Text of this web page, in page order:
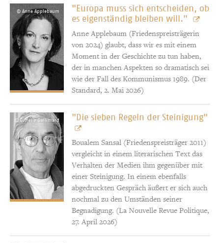
© Anne Applebaum
"Europa muss sich entscheiden, ob
es eigenständig bleiben will."
Anne Applebaum (Friedenspreisträgerin
von 2024) glaubt, dass wir es mit einem
Moment in der Geschichte zu tun haben,
der in manchen Aspekten so dramatisch sei
wie der Fall des Kommunismus 1989. (Der
Standard, 2. Mai 2026)
© C. Hélie Gallimard "Die sieben Regeln der Steinigung"
Boualem Sansal (Friedenspreisträger 2011)
vergleicht in einem literarischen Text das
Verhalten der Medien ihm gegenüber mit
einer Steinigung. In einem ebenfalls
abgedruckten Gespräch äußert er sich auch
nochmal zu den Umständen seiner
Begnadigung. (La Nouvelle Revue Politique,
27. April 2026)